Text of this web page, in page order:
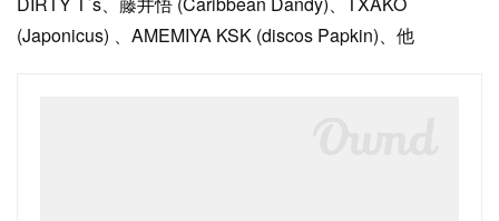
(Japonicus) 、AMEMIYA KSK (discos Papkin)、他